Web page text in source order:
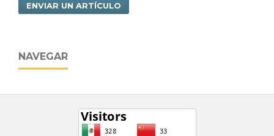
ENVIAR UN ARTÍCULO
NAVEGAR